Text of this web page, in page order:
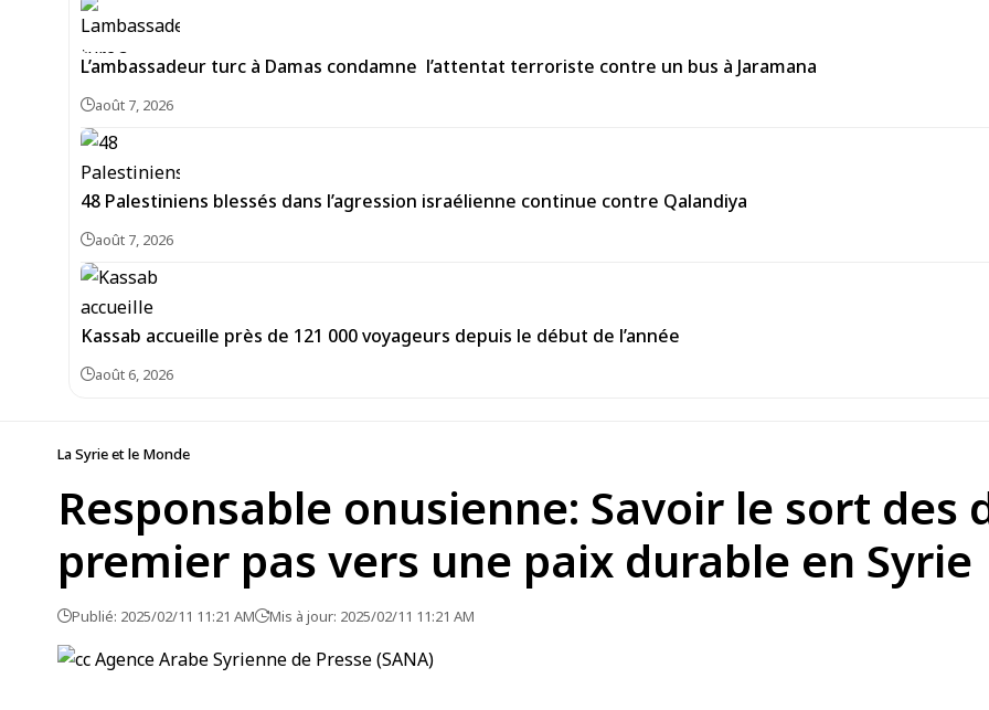
L’ambassadeur turc à Damas condamne l’attentat terroriste contre un bus à Jaramana
août 7, 2026
48 Palestiniens blessés dans l’agression israélienne continue contre Qalandiya
août 7, 2026
Kassab accueille près de 121 000 voyageurs depuis le début de l’année
août 6, 2026
La Syrie et le Monde
Responsable onusienne: Savoir le sort des
premier pas vers une paix durable en Syrie
Publié: 2025/02/11 11:21 AM Mis à jour: 2025/02/11 11:21 AM